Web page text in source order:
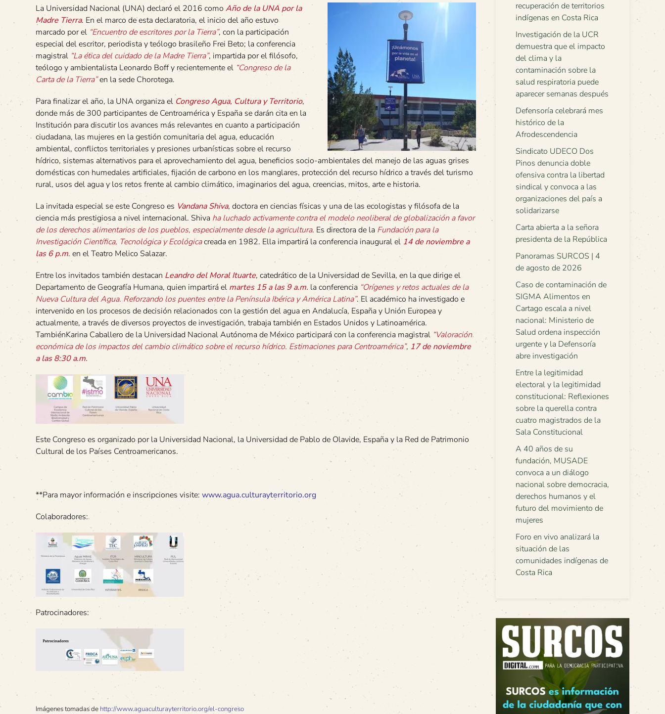
La Universidad Nacional (UNA) declaró el 2016 como Año de la UNA por la
Madre Tierra. En el marco de esta declaratoria, el inicio del año estuvo
marcado por el “Encuentro de escritores por la Tierra”, con la participación
especial del escritor, periodista y teólogo brasileño Frei Beto; la conferencia
magistral “La ética del cuidado de la Madre Tierra”, impartida por el filósofo,
teólogo y ambientalista Leonardo Boff y recientemente el “Congreso de la
Carta de la Tierra”en la sede Chorotega.
Para finalizar el año, la UNA organiza el Congreso Agua, Cultura y Territorio,
donde más de 300 participantes de Centroamérica y España se darán cita en la
Institución para discutir los avances más relevantes en cuanto a participación
ciudadana, las mujeres en la gestión comunitaria del agua, educación
ambiental, conflictos territoriales y presiones urbanísticas sobre el recurso
hídrico, sistemas alternativos para el aprovechamiento del agua, beneficios socio-ambientales del manejo de las aguas grises
domésticas con humedales artificiales, fijación de carbono en los manglares, protección del recurso hídrico a través del turismo
rural, usos del agua y los retos frente al cambio climático, imaginarios del agua, creencias, mitos, arte e historia.
La invitada especial se este Congreso es Vandana Shiva, doctora en ciencias físicas y una de las ecologistas y filósofa de la
ciencia más prestigiosa a nivel internacional. Shiva ha luchado activamente contra el modelo neoliberal de globalización a favor
de los derechos alimentarios de los pueblos, especialmente desde la agricultura. Es directora de la Fundación para la
Investigación Científica, Tecnológica y Ecológicacreada en 1982. Ella impartirá la conferencia inaugural el 14 de noviembre a
las 6 p.m. en el Teatro Melico Salazar.
Entre los invitados también destacan Leandro del Moral Ituarte, catedrático de la Universidad de Sevilla, en la que dirige el
Departamento de Geografía Humana, quien impartirá el martes 15 a las 9 a.m. la conferencia “Orígenes y retos actuales de la
Nueva Cultura del Agua. Reforzando los puentes entre la Península Ibérica y América Latina”. El académico ha investigado e
intervenido en los procesos de decisión relacionados con la gestión del agua en Andalucía, España y Unión Europea y
actualmente, a través de diversos proyectos de investigación, trabaja también en Estados Unidos y Latinoamérica.
TambiénKarina Caballero de la Universidad Nacional Autónoma de México participará con la conferencia magistral “Valoración
económica de los impactos del cambio climático sobre el recurso hídrico. Estimaciones para Centroamérica”, 17 de noviembre
a las 8:30 a.m.
Este Congreso es organizado por la Universidad Nacional, la Universidad de Pablo de Olavide, España y la Red de Patrimonio
Cultural de los Países Centroamericanos.
**Para mayor información e inscripciones visite: www.agua.culturayterritorio.org
Colaboradores:
Patrocinadores:
Imágenes tomadas de http://www.aguaculturayterritorio.org/el-congreso
recuperación de territorios
indígenas en Costa Rica
Investigación de la UCR
demuestra que el impacto
del clima y la
contaminación sobre la
salud respiratoria puede
aparecer semanas después
Defensoría celebrará mes
histórico de la
Afrodescendencia
Sindicato UDECO Dos
Pinos denuncia doble
ofensiva contra la libertad
sindical y convoca a las
organizaciones del país a
solidarizarse
Carta abierta a la señora
presidenta de la República
Panoramas SURCOS | 4
de agosto de 2026
Caso de contaminación de
SIGMA Alimentos en
Cartago escala a nivel
nacional: Ministerio de
Salud ordena inspección
urgente y la Defensoría
abre investigación
Entre la legitimidad
electoral y la legitimidad
constitucional: Reflexiones
sobre la querella contra
cuatro magistrados de la
Sala Constitucional
A 40 años de su
fundación, MUSADE
convoca a un diálogo
nacional sobre democracia,
derechos humanos y el
futuro del movimiento de
mujeres
Foro en vivo analizará la
situación de las
comunidades indígenas de
Costa Rica